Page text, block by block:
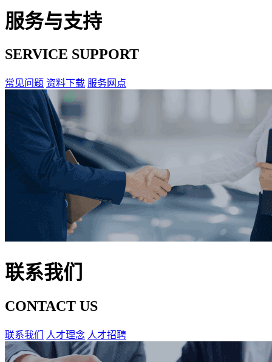
服务与支持
SERVICE SUPPORT
常见问题 资料下载 服务网点
联系我们
CONTACT US
联系我们 人才理念 人才招聘